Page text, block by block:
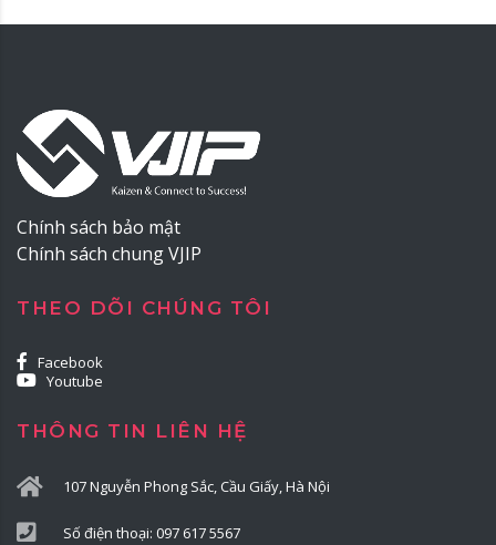
Chính sách bảo mật
Chính sách chung VJIP
THEO DÕI CHÚNG TÔI
Facebook
Youtube
THÔNG TIN LIÊN HỆ
107 Nguyễn Phong Sắc, Cầu Giấy, Hà Nội
Số điện thoại: 097 617 5567